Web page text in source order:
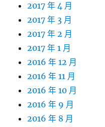
2017 年 4 月
2017 年 3 月
2017 年 2 月
2017 年 1 月
2016 年 12 月
2016 年 11 月
2016 年 10 月
2016 年 9 月
2016 年 8 月